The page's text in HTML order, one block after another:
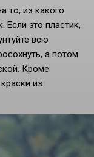
то, из какого
Если это пластик,
всю
а потом
Кроме
из